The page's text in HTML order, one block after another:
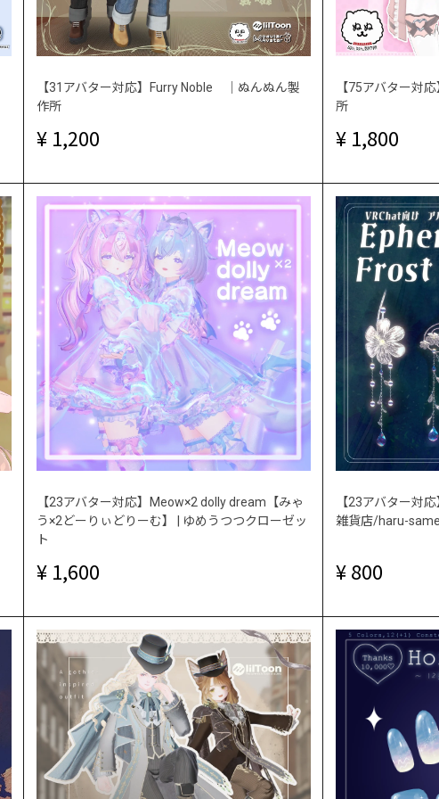
【31アバター対応】Furry Noble ｜ぬんぬん製
作所
1,200
【75アバター対
所
1,800
【23アバター対応】Meow×2 dolly dream【みゃ
う×2どーりぃどりーむ】 | ゆめうつつクローゼッ
ト
1,600
【23アバター対
雑貨店/haru-same
800